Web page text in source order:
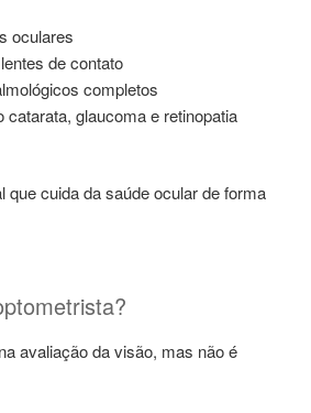
oculares
de contato
completos
catarata, glaucoma e retinopatia
que cuida da saúde ocular de forma
avaliação da visão, mas não é